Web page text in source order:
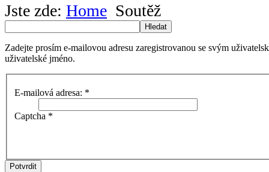
Jste zde: Home Soutěž
Hledat
Zadejte prosím e-mailovou adresu zaregistrovanou se svým
uživatelské jméno.
E-mailová adresa: *
Captcha *
Potvrdit